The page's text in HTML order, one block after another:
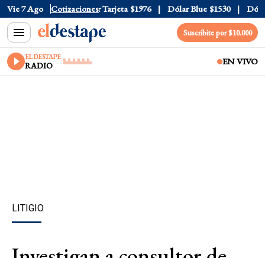
Vie 7 Ago Cotizaciones
$1520 Dólar Tarjeta $1976 Dólar Blue $1530 Dólar
Suscribite por $10.000
EL DESTAPE
RADIO EN VIVO
LITIGIO